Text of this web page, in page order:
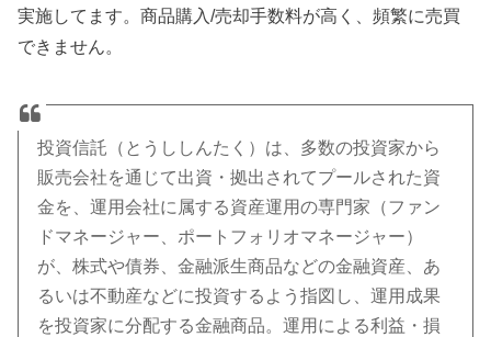
実施してます。商品購入/売却手数料が高く、頻繁に売買
できません。
投資信託（とうししんたく）は、多数の投資家から
販売会社を通じて出資・拠出されてプールされた資
金を、運用会社に属する資産運用の専門家（ファン
ドマネージャー、ポートフォリオマネージャー）
が、株式や債券、金融派生商品などの金融資産、あ
るいは不動産などに投資するよう指図し、運用成果
を投資家に分配する金融商品。運用による利益・損